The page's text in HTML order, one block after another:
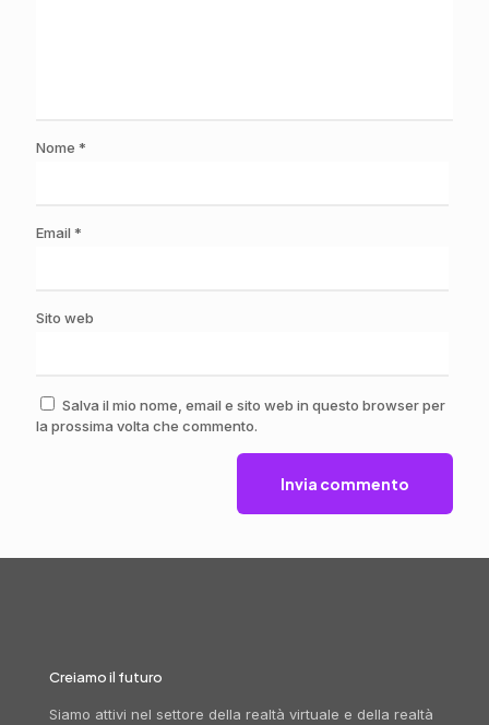
Nome *
Email *
Sito web
Salva il mio nome, email e sito web in questo browser per
la prossima volta che commento.
Creiamo il futuro
Siamo attivi nel settore della realtà virtuale e della realtà